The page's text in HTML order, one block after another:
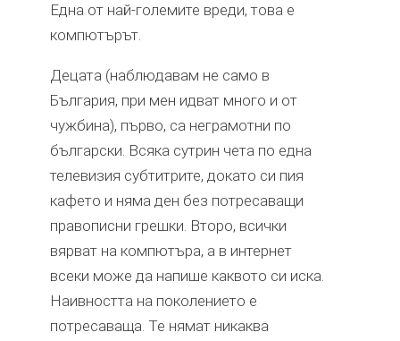
Една от най-големите вреди, това е
компютърът.
Децата (наблюдавам не само в
България, при мен идват много и от
чужбина), първо, са неграмотни по
български. Всяка сутрин чета по една
телевизия субтитрите, докато си пия
кафето и няма ден без потресаващи
правописни грешки. Второ, всички
вярват на компютъра, а в интернет
всеки може да напише каквото си иска.
Наивността на поколението е
потресаваща. Те нямат никаква